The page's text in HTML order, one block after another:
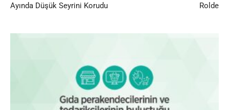
Ayında Düşük Seyrini Korudu
Rolde